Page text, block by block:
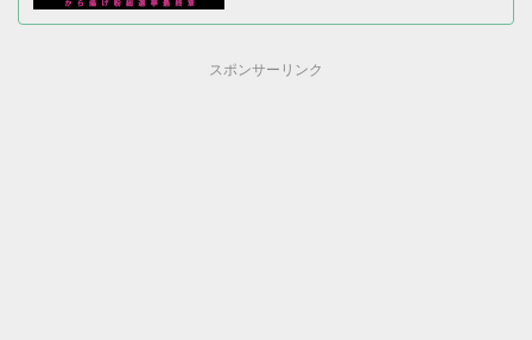
スポンサーリンク